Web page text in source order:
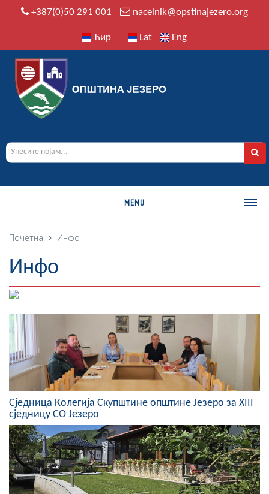
+387(0)50 291 001 nacelnik@opstinajezero.org
Ћир Lat Eng
MENU
Историја
Географија
Насељена мјеста
Занимљивости
Фотогалерија
НАЧЕЛНИК
О Начелнику
Замјеник начелника
Извјештај о раду начелника
Почетна Инфо
Инфо
Сједница Колегија Скупштине општине Језеро за XIII
сједницу СО Језеро